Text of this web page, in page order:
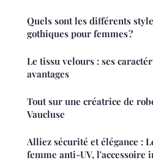
Quels sont les différents
gothiques pour femmes ?
Le tissu velours : ses
avantages
Tout sur une créatrice de
Vaucluse
Alliez sécurité et élégance :
femme anti-UV, l'accessoire